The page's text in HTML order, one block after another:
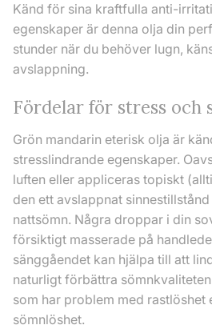
Känd för sina kraftfulla anti-
egenskaper är denna olja din
stunder när du behöver lugn,
avslappning.
Fördelar för stress och
Grön mandarin eterisk olja är
stresslindrande egenskaper.
luften eller appliceras topiskt
den ett avslappnat
nattsömn. Några droppar i din
försiktigt masserade på
sänggåendet kan hjälpa till att
naturligt förbättra
som har problem med rastlöshet
sömnlöshet.